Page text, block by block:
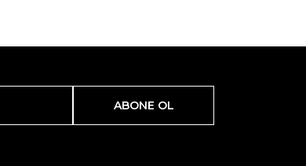
ABONE OL